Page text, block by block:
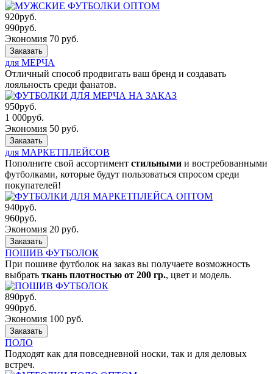
920руб.
990руб.
Экономия 70 руб.
Заказать
для МЕРЧА
Отличный способ продвигать ваш бренд и создавать
лояльность среди фанатов.
950руб.
1 000руб.
Экономия 50 руб.
Заказать
для МАРКЕТПЛЕЙСОВ
Пополните свой ассортимент стильными и востребованными
футболками, которые будут пользоваться спросом среди
покупателей!
940руб.
960руб.
Экономия 20 руб.
Заказать
ПОШИВ ФУТБОЛОК
При пошиве футболок на заказ вы получаете возможность
выбрать ткань плотностью от 200 гр., цвет и модель.
890руб.
990руб.
Экономия 100 руб.
Заказать
ПОЛО
Подходят как для повседневной носки, так и для деловых
встреч.